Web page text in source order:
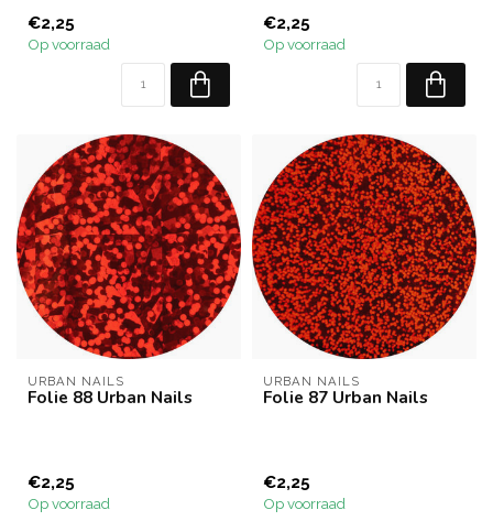
€2,25
Op voorraad
€2,25
Op voorraad
URBAN NAILS
Folie 88 Urban Nails
€2,25
Op voorraad
URBAN NAILS
Folie 87 Urban Nails
€2,25
Op voorraad